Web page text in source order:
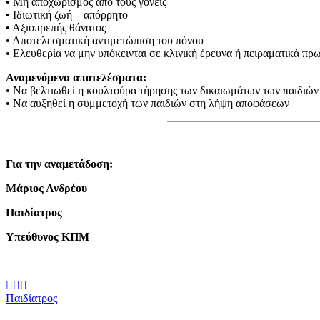
• Ιδιωτική ζωή – απόρρητο
• Αξιοπρεπής θάνατος
• Αποτελεσματική αντιμετώπιση του πόνου
• Ελευθερία να μην υπόκεινται σε κλινική έρευνα ή πειραματικά
Αναμενόμενα αποτελέσματα:
• Να βελτιωθεί η κουλτούρα τήρησης των δικαιωμάτων των παιδιών
• Να αυξηθεί η συμμετοχή των παιδιών στη λήψη αποφάσεων
Για την αναμετάδοση:
Μάριος Ανδρέου
Παιδίατρος
Υπεύθυνος ΚΠΜ
Παιδίατρος